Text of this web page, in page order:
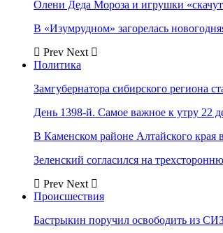
Олени Деда Мороза и игрушки
В «Изумрудном» загорелась
Prev Next
Политика
Замгубернатора сибирского региона
День 1398-й. Самое важное к утру 22
В Каменском районе Алтайского края
Зеленский согласился на
Prev Next
Происшествия
Бастрыкин поручил освободить из